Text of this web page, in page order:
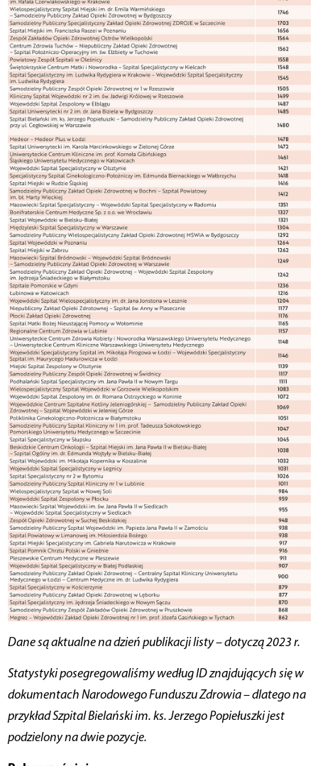
Dane są aktualne na dzień publikacji listy – dotyczą 2023 r.
Statystyki posegregowaliśmy według ID znajdujących się w
dokumentach Narodowego Funduszu Zdrowia – dlatego na
przykład Szpital Bielański im. ks. Jerzego Popiełuszki jest
podzielony na dwie pozycje.